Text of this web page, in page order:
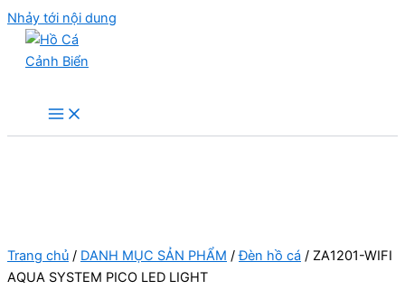
Nhảy tới nội dung
Trang chủ / DANH MỤC SẢN PHẨM /Đèn hồ cá / ZA1201-WIFI
AQUA SYSTEM PICO LED LIGHT